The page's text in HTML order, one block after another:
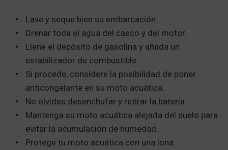
Lave y seque bien su embarcación.
Drenar toda el agua del casco y del motor.
Llene el depósito de gasolina y añada un
estabilizador de combustible.
Si procede, considere la posibilidad de poner
anticongelante en su moto acuática.
No olvides desenchufar y retirar la batería.
Mantenga su moto acuática alejada del suelo para
evitar la acumulación de humedad.
Protege tu moto acuática con una lona